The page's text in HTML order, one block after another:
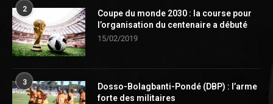
2
Coupe du monde 2030 : la course pour
l’organisation du centenaire a débuté
15/02/2019
3
Dosso-Bolagbanti-Pondé (DBP) : l’arme
forte des militaires